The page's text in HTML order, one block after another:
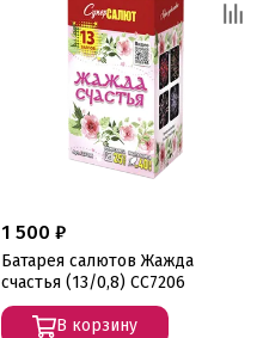
1 500 ₽
Батарея салютов Жажда
счастья (13/0,8) СС7206
В корзину